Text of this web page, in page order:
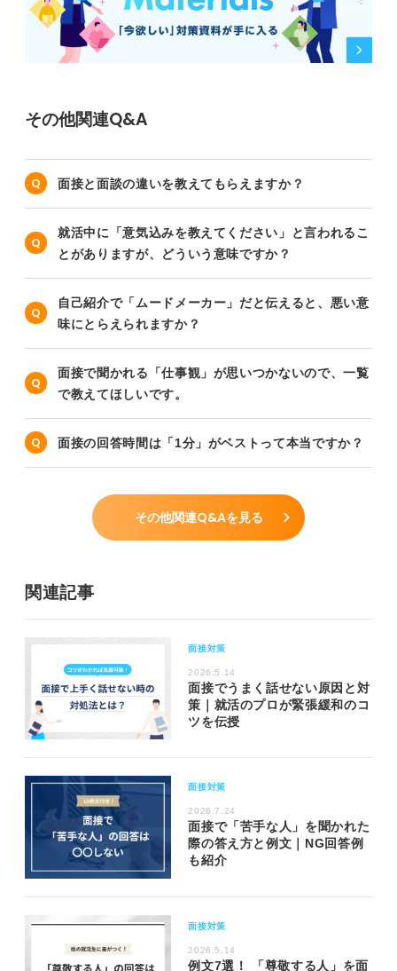
その他関連Q&A
面接と面談の違いを教えてもらえますか？
就活中に「意気込みを教えてください」と言われるこ
とがありますが、どういう意味ですか？
自己紹介で「ムードメーカー」だと伝えると、悪い意
味にとらえられますか？
面接で聞かれる「仕事観」が思いつかないので、一覧
で教えてほしいです。
面接の回答時間は「1分」がベストって本当ですか？
その他関連Q&Aを見る
関連記事
面接対策
2026.5.14
面接でうまく話せない原因と対
策｜就活のプロが緊張緩和のコ
ツを伝授
面接対策
2026.7.24
面接で「苦手な人」を聞かれた
際の答え方と例文｜NG回答例
も紹介
面接対策
2026.5.14
例文7選！ 「尊敬する人」を面